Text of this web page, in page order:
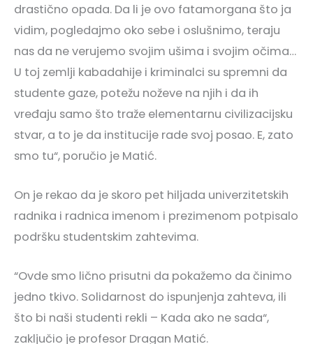
drastično opada. Da li je ovo fatamorgana što ja
vidim, pogledajmo oko sebe i oslušnimo, teraju
nas da ne verujemo svojim ušima i svojim očima…
U toj zemlji kabadahije i kriminalci su spremni da
studente gaze, potežu noževe na njih i da ih
vređaju samo što traže elementarnu civilizacijsku
stvar, a to je da institucije rade svoj posao. E, zato
smo tu“, poručio je Matić.
On je rekao da je skoro pet hiljada univerzitetskih
radnika i radnica imenom i prezimenom potpisalo
podršku studentskim zahtevima.
“Ovde smo lično prisutni da pokažemo da činimo
jedno tkivo. Solidarnost do ispunjenja zahteva, ili
što bi naši studenti rekli – Kada ako ne sada“,
zaključio je profesor Dragan Matić.